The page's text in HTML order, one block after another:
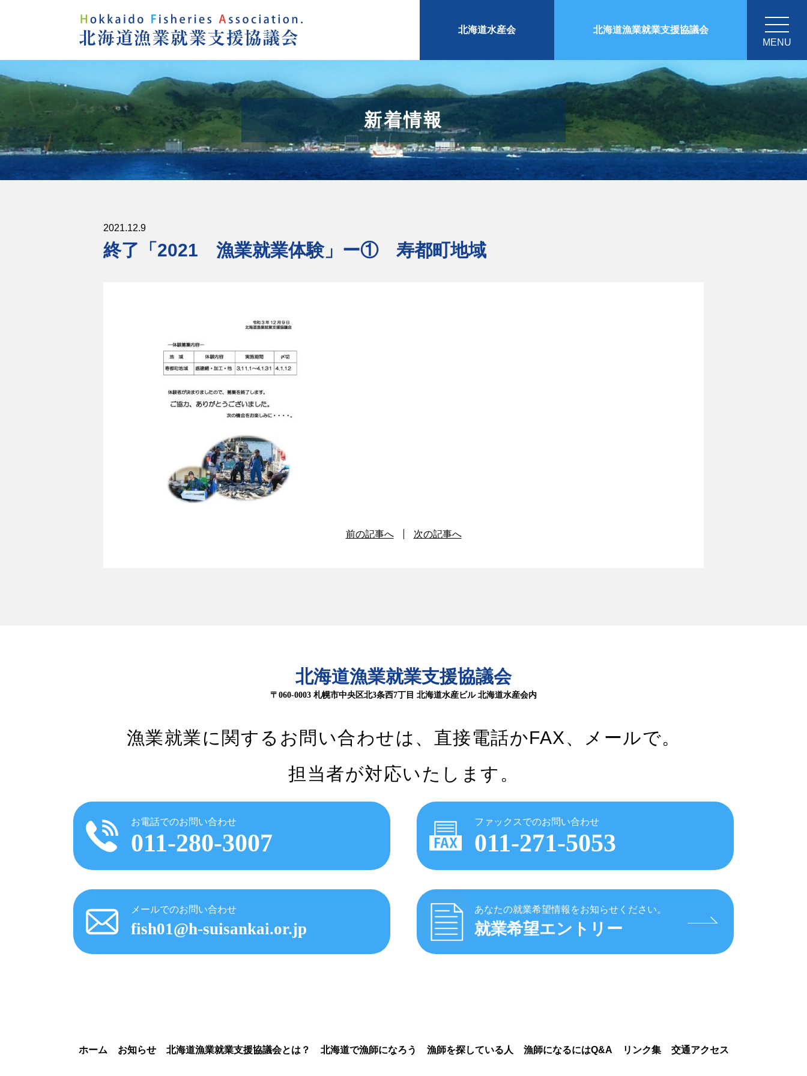
北海道水産会
北海道漁業就業支援協議会
MENU
新着情報
2021.12.9
終了「2021 漁業就業体験」ー① 寿都町地域
前の記事へ 次の記事へ
北海道漁業就業支援協議会
〒060-0003 札幌市中央区北3条西7丁目 北海道水産ビル 北海道水産会内
漁業就業に関するお問い合わせは、 直接電話かFAX、メールで。
担当者が対応いたします。
お電話でのお問い合わせ
011-280-3007
ファックスでのお問い合わせ
011-271-5053
メールでのお問い合わせ
fish01@h-suisankai.or.jp
あなたの就業希望情報をお知らせください。
就業希望エントリー
ホーム お知らせ 北海道漁業就業支援協議会とは？ 北海道で漁師になろう 漁師を探している人 漁師になるにはQ&A リンク集 交通アクセス